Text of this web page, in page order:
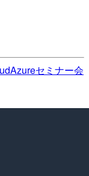
Azureセミナー会